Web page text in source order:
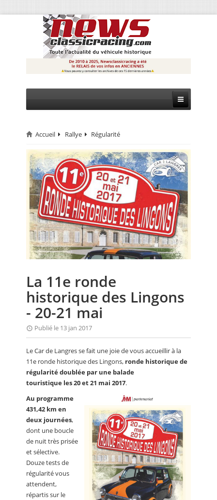
CIRCUIT
RALLYE
MONTAGNE
EVÈNEMENTS
CALENDRIER
FOCUS
ANNUAIRES
PETITES ANNONCES
Accueil Rallye Régularité
La 11e ronde
historique des Lingons
- 20-21 mai
Publié le 13 jan 2017
Le Car de Langres se fait une joie de vous accueillir à la
11e ronde historique des Lingons, ronde historique de
régularité doublée par une balade
touristique les 20 et 21 mai 2017.
Au programme
431,42 km en
deux journées,
dont une boucle
de nuit très prisée
et sélective.
Douze tests de
régularité vous
attendent,
répartis sur le